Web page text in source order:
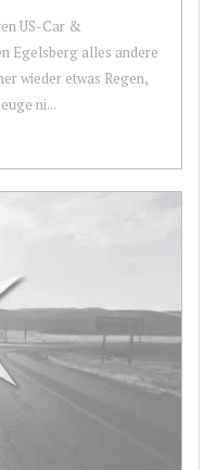
US-Car &
Egelsberg alles andere
wieder etwas Regen,
ni...